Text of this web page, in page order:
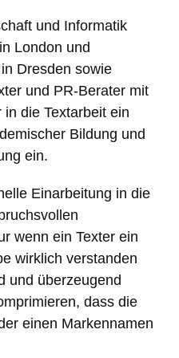
und Informatik
London und
Dresden sowie
und PR-Berater mit
die Textarbeit ein
Bildung und
ein.
Einarbeitung in die
wenn ein Texter ein
wirklich verstanden
und überzeugend
dass die
einen Markennamen